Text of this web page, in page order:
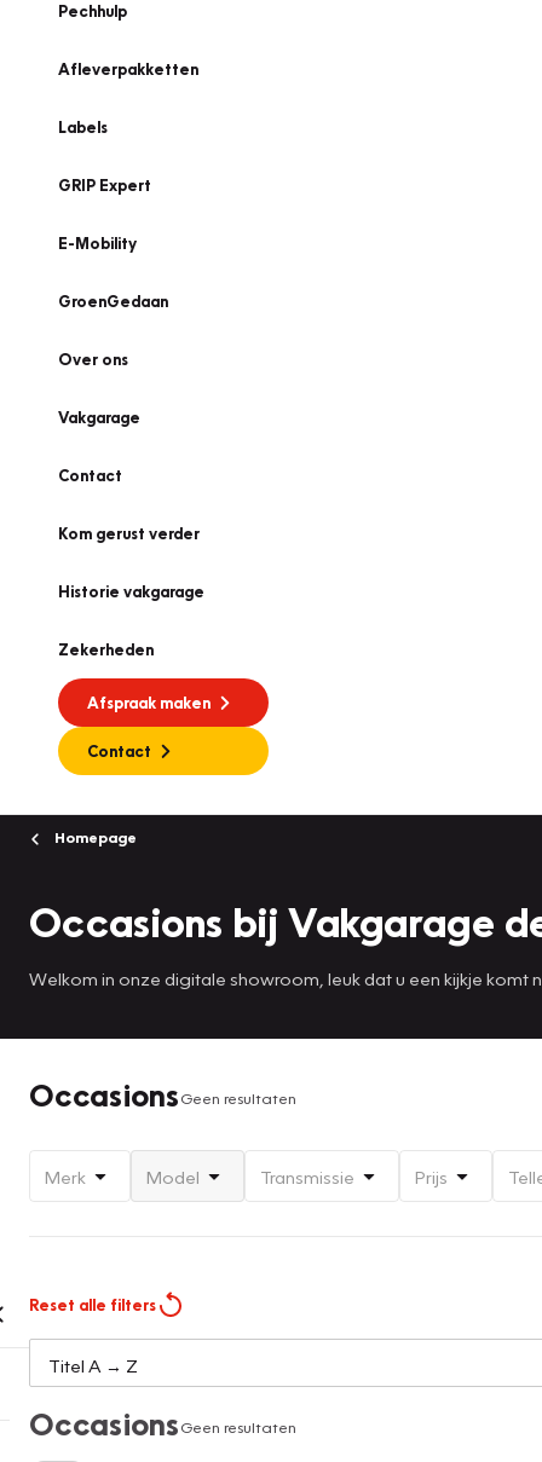
Pechhulp
Afleverpakketten
Labels
GRIP Expert
E-Mobility
GroenGedaan
Over ons
Vakgarage
Contact
Kom gerust verder
Historie vakgarage
Zekerheden
Afspraak maken
Contact
Homepage
Occasions bij Vakgarage
Welkom in onze digitale showroom, leuk dat u een kijkje komt
OccasionsGeen resultaten
Merk Model Transmissie Prijs
Reset alle filters
OccasionsGeen resultaten